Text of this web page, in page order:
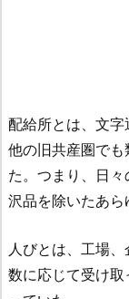
配給所とは、文字
他の旧共産圏で
た。つまり、日
沢品を除いたあら
人びとは、工場
数に応じて受け